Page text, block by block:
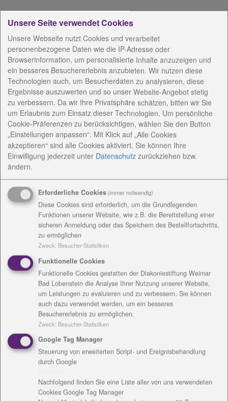
Dreimal Grund zum Feiern hatten Diakoniestiftung
und Stiftung Sophienhaus in diesen Tagen in Weimar.
Das zwischen 1820 und 1840 erbaute
Pfortenhäuschen an der Einfahrt zum
Sophienhausgelände wurde als Praxenhaus nach
aufwendiger Sanierung wieder eingeweiht. Dort sind
nun die Praxis für Ergotherapie und die Praxis für
Logopädie eingezogen. Beide bestehen seit zehn
Jahren. Den dritten Grund zum Feiern gab es im
benachbarten Haus. Dort feierte die Frühförderstelle
das 10-jährige Bestehen. Außerdem hat die
Frühförderstelle den wichtigen Zusatz
interdisziplinär erhalten. „Das heißt, wir können nun
auch medizinisch therapeutische Angebote machen“,
erklärt die Leiterin Sabine Borchert. Die
Frühförderstelle gehört zur Stiftung Sophienhaus,
einem Gesellschafter der Diakoniestiftung. Es werden
Kinder vom ersten Lebensjahr bis zum Schuleintritt
mit verschiedensten Entwicklungsstörungen und
Verhaltensauffälligkeiten gefördert. Zur
Frühförderstelle gehören neben der Leiterin vier
Mitarbeiterinnen und ein Sonderpädagoge.
Das Team der Egotherapie um Anke Shaw besteht
aus vier Egotherapeutinnen und betreut Menschen in
allen Altersgruppen, die in ihrer Handlungsfähigkeit
eingeschränkt oder von Einschränkung bedroht sind.
Die Logopädiepraxis wird von Mandy Hahn geleitet.
Neben ihr Arbeiten zwei Fachfrauen, im sanierten
Praxenhaus. Schwerpunkt ihrer Angebote ist es
Unsere Seite verwendet Cookies
Unsere Webseite nutzt Cookies und verarbeitet
personenbezogene Daten wie die IP-Adresse oder
Browserinformation, um personalisierte Inhalte anzuzeigen und
ein besseres Besuchererlebnis anzubieten. Wir nutzen diese
Technologien auch, um Besucherdaten zu analysieren, diese
Ergebnisse auszuwerten und so unser Website-Angebot stetig
zu verbessern. Da wir Ihre Privatsphäre schätzen, bitten wir Sie
um Erlaubnis zum Einsatz dieser Technologien. Um persönliche
Cookie-Präferenzen zu berücksichtigen, wählen Sie den Button
„Einstellungen anpassen“. Mit Klick auf „Alle Cookies
akzeptieren“ sind alle Cookies aktiviert. Sie können Ihre
Einwilligung jederzeit unter Datenschutz zurückziehen bzw.
ändern.
Erforderliche Cookies(immer notwendig)
Diese Cookies sind erforderlich, um die Grundlegenden
Funktionen unserer Website, wie z.B. die Bereitstellung einer
sicheren Anmeldung oder das Speichern des Bestellfortschritts,
zu ermöglichen
Zweck: Besucher-Statistiken
Funktionelle Cookies
Funktionelle Cookies gestatten der Diakoniestiftung Weimar
Bad Lobenstein die Analyse Ihrer Nutzung unserer Website,
um Leistungen zu evaluieren und zu verbessern. Sie können
auch dazu verwendet werden, um ein besseres
Besuchererlebnis zu ermöglichen.
Zweck: Besucher-Statistiken
Google Tag Manager
Steuerung von erweiterten Script- und Ereignisbehandlung
durch Google
Nachfolgend finden Sie eine Liste aller von uns verwendeten
Cookies Google Tag Manager